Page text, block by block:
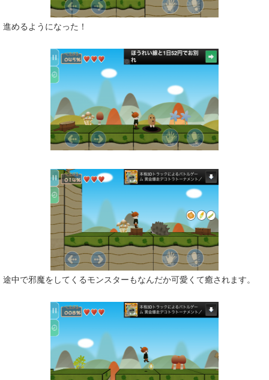
進めるようになった！
途中で邪魔をしてくるモンスターもなんだか可愛くて癒されます。